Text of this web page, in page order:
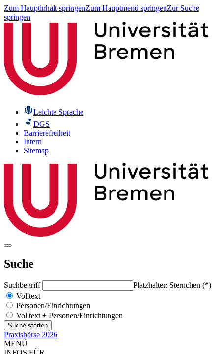
Zum Hauptinhalt springenZum Hauptmenü springenZur Suche
springen
Leichte Sprache
DGS
Barrierefreiheit
Intern
Sitemap
Suche
Suchbegriff
Platzhalter: Sternchen (*)
Volltext
Personen/Einrichtungen
Volltext + Personen/Einrichtungen
Praxisbörse 2026
MENÜ
INFOS FÜR